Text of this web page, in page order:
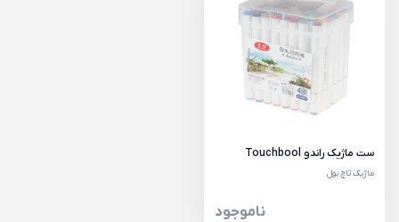
ست ماژیک راندو Touchbool
ماژیک تاچ بول
ناموجود